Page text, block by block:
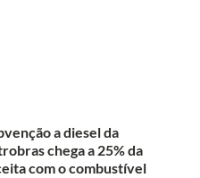
a diesel da
chega a 25% da
com o combustível